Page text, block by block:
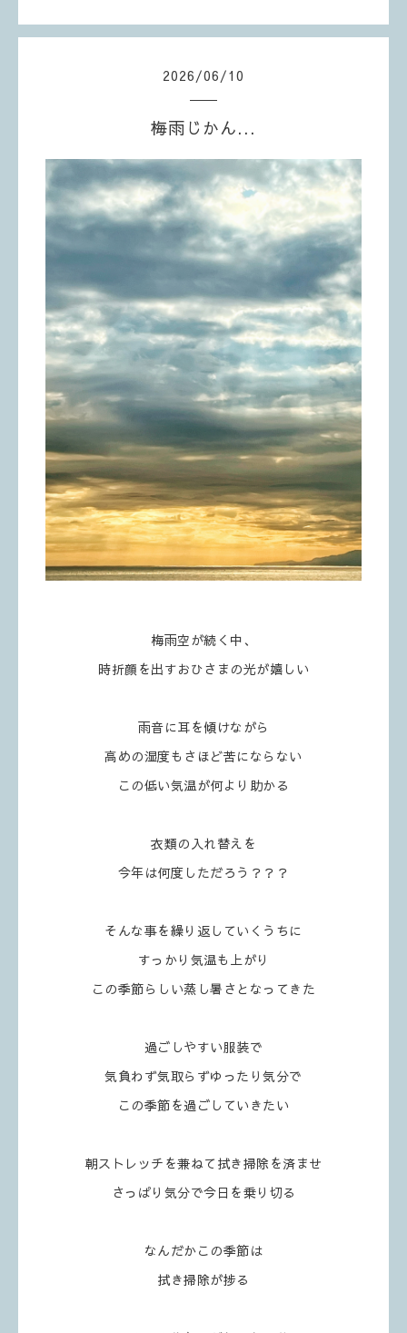
2026/06/10
梅雨じかん...
梅雨空が続く中、
時折顔を出すおひさまの光が嬉しい
雨音に耳を傾けながら
高めの湿度もさほど苦にならない
この低い気温が何より助かる
衣類の入れ替えを
今年は何度しただろう？？？
そんな事を繰り返していくうちに
すっかり気温も上がり
この季節らしい蒸し暑さとなってきた
過ごしやすい服装で
気負わず気取らずゆったり気分で
この季節を過ごしていきたい
朝ストレッチを兼ねて拭き掃除を済ませ
さっぱり気分で今日を乗り切る
なんだかこの季節は
拭き掃除が捗る